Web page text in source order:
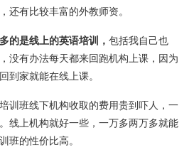
还有比较丰富的外教师资。
的是线上的英语培训， 包括我自己也
没有办法每天都来回跑机构上课，因为
到家就能在线上课。
训班线下机构收取的费用贵到吓人，一
线上机构就好一些，一万多两万多就能
班的性价比高。